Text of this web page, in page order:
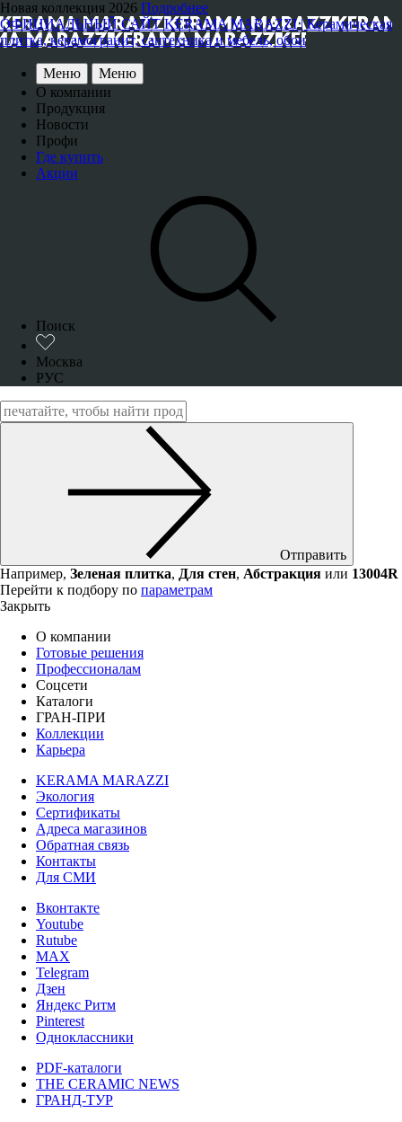
Новая коллекция 2026 Подробнее
ОФИЦИАЛЬНЫЙ САЙТ KERAMA MARAZZI | Керамическая
плитка, керамогранит, сантехника и мебель, обои
Меню
Меню
О компании
Продукция
Новости
Профи
Где купить
Акции
Поиск
Москва
РУС
Отправить
Например, Зеленая плитка, Для стен, Абстракция или 13004R
Перейти к подбору по параметрам
Закрыть
О компании
Готовые решения
Профессионалам
Соцсети
Каталоги
ГРАН-ПРИ
Коллекции
Карьера
KERAMA MARAZZI
Экология
Сертификаты
Адреса магазинов
Обратная связь
Контакты
Для СМИ
Вконтакте
Youtube
Rutube
MAX
Telegram
Дзен
Яндекс Ритм
Pinterest
Одноклассники
PDF-каталоги
THE CERAMIC NEWS
ГРАНД-ТУР